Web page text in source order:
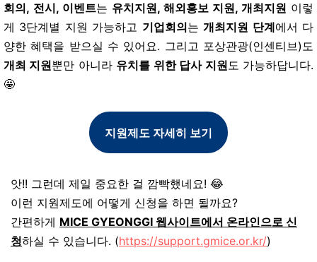
회의, 전시, 이벤트는 유치지원, 해외홍보 지원, 개최지원 이렇
게 3단계별 지원 가능하고 기업회의는개최지원 단계에서 다
양한 혜택을 받으실 수 있어요. 그리고 포상관광(인센티브)도
개최 지원뿐만 아니라 유치를 위한 답사 지원도 가능하답니다.
🤩
지원제도 자세히 보기
앗!! 그런데 제일 중요한 걸 깜빡했네요! 😂
이런 지원제도에 어떻게 신청을 하면 될까요?
간편하게 MICE GYEONGGI 웹사이트에서 온라인으로 신
청하실 수 있습니다. (https://support.gmice.or.kr/)